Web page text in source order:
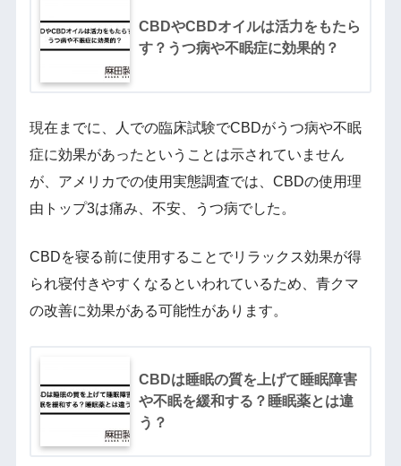
CBDやCBDオイルは活力をもたら
す？うつ病や不眠症に効果的？
現在までに、人での臨床試験でCBDがうつ病や不眠
症に効果があったということは示されていません
が、アメリカでの使用実態調査では、CBDの使用理
由トップ3は痛み、不安、うつ病でした。
CBDを寝る前に使用することでリラックス効果が得
られ寝付きやすくなるといわれているため、青クマ
の改善に効果がある可能性があります。
CBDは睡眠の質を上げて睡眠障害
や不眠を緩和する？睡眠薬とは違
う？